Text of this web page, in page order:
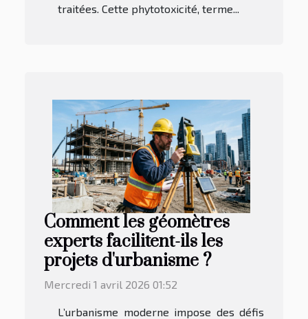
traitées. Cette phytotoxicité, terme...
Comment les géomètres
experts facilitent-ils les
projets d'urbanisme ?
Mercredi 1 avril 2026 01:52
L’urbanisme moderne impose des défis